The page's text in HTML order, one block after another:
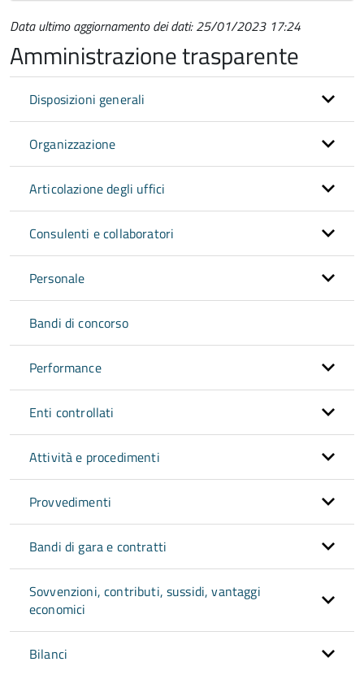
Data ultimo aggiornamento dei dati: 25/01/2023 17:24
Amministrazione trasparente
Disposizioni generali
Organizzazione
Articolazione degli uffici
Consulenti e collaboratori
Personale
Bandi di concorso
Performance
Enti controllati
Attività e procedimenti
Provvedimenti
Bandi di gara e contratti
Sovvenzioni, contributi, sussidi, vantaggi
economici
Bilanci